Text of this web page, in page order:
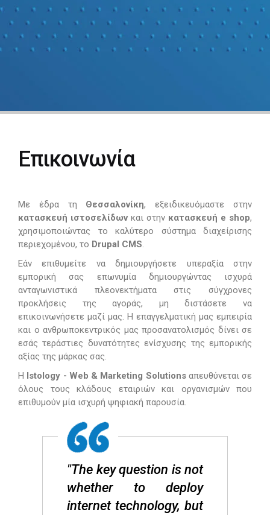
Επικοινωνία
Με έδρα τη Θεσσαλονίκη, εξειδικευόμαστε στην
κατασκευή ιστοσελίδων και στην κατασκευή e shop,
χρησιμοποιώντας το καλύτερο σύστημα διαχείρισης
περιεχομένου, το Drupal CMS.
Εάν επιθυμείτε να δημιουργήσετε υπεραξία στην
εμπορική σας επωνυμία δημιουργώντας ισχυρά
ανταγωνιστικά πλεονεκτήματα στις σύγχρονες
προκλήσεις της αγοράς, μη διστάσετε να
επικοινωνήσετε μαζί μας. Η επαγγελματική μας εμπειρία
και ο ανθρωποκεντρικός μας προσανατολισμός δίνει σε
εσάς τεράστιες δυνατότητες ενίσχυσης της εμπορικής
αξίας της μάρκας σας.
Η Istology - Web & Marketing Solutionsαπευθύνεται σε
όλους τους κλάδους εταιριών και οργανισμών που
επιθυμούν μία ισχυρή ψηφιακή παρουσία.
"The key question is not
whether to deploy
internet technology, but